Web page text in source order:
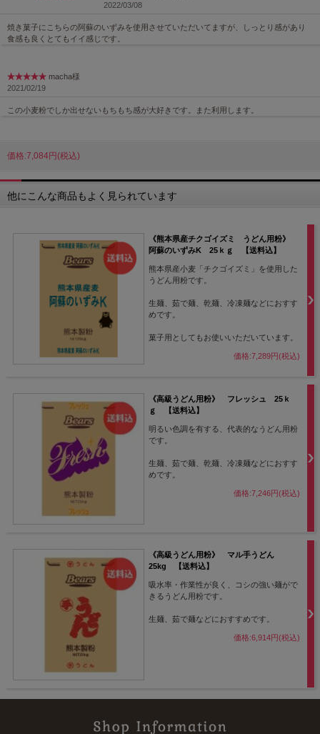
2022/03/08
焼き菓子にこちらの阿蘇のいずみを使用させていただいてますが、しっとり感があり
食感も良くとてもイイ感じです。
macha様
2021/02/19
この小麦粉でしか出せないもちもち感が大好きです。また利用します。
価格:7,084円(税込)
他にこんな商品もよく見られています
《熊本県産チクゴイズミ うどん用粉》
阿蘇のいずみK 25ｋｇ 【送料込】
熊本県産小麦「チクゴイズミ」を使用した
うどん用粉です。
生麺、茹で麺、乾麺、冷凍麺などにおすす
めです。
菓子用としてもお使いいただいています。
価格:7,289円(税込)
《高級うどん用粉》 フレッシュ 25ｋ
ｇ 【送料込】
明るい色調を有する、代表的なうどん用粉
です。
生麺、茹で麺、乾麺、冷凍麺などにおすす
めです。
価格:7,246円(税込)
《高級うどん用粉》 マル手うどん
25kg 【送料込】
吸水率・作業性が良く、コシの強い麺がで
きるうどん用粉です。
生麺、茹で麺などにおすすめです。
価格:6,914円(税込)